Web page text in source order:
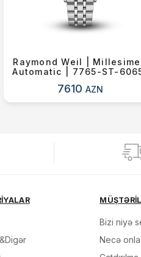
Raymond Weil | Millesime
Automatic | 7765-ST-
7610AZN
Bizi niyə
Necə